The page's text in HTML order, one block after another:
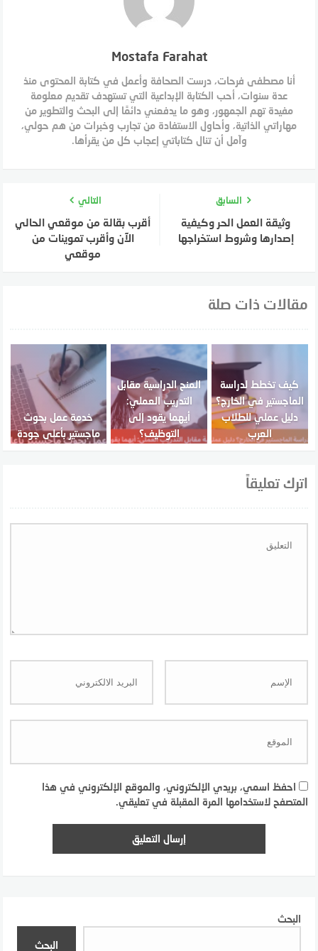
Mostafa Farahat
أنا مصطفى فرحات، درست الصحافة وأعمل في كتابة المحتوى منذ
عدة سنوات، أحب الكتابة الإبداعية التي تستهدف تقديم معلومة
مفيدة تهم الجمهور، وهو ما يدفعني دائمًا إلى البحث والتطوير من
مهاراتي الذاتية، وأحاول الاستفادة من تجارب وخبرات من هم حولي،
وآمل أن تنال كتاباتي إعجاب كل من يقرأها.
السابق
وثيقة العمل الحر وكيفية
إصدارها وشروط استخراجها
التالي
أقرب بقالة من موقعي الحالي
الآن وأقرب تموينات من
موقعي
مقالات ذات صلة
كيف تخطط لدراسة
الماجستير في الخارج؟
دليل عملي للطلاب
العرب
المنح الدراسية مقابل
التدريب العملي:
أيهما يقود إلى
التوظيف؟
خدمة عمل بحوث
ماجستير بأعلى جودة
اترك تعليقاً
احفظ اسمي، بريدي الإلكتروني، والموقع الإلكتروني في هذا
المتصفح لاستخدامها المرة المقبلة في تعليقي.
البحث
البحث